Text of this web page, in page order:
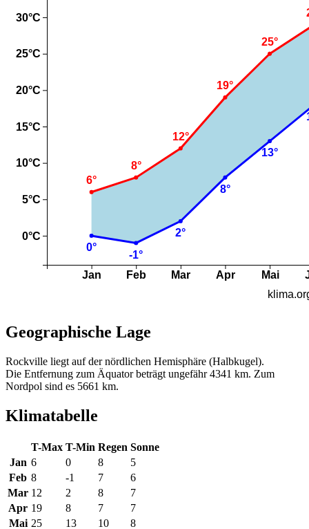
Geographische Lage
Rockville liegt auf der nördlichen Hemisphäre (Halbkugel).
Die Entfernung zum Äquator beträgt ungefähr 4341 km. Zum
Nordpol sind es 5661 km.
Klimatabelle
T-Max T-Min Regen Sonne
Jan 6 0 8
5
Feb 8 -1 7
6
Mar 12 2 8
7
Apr 19 8 7
7
Mai 25 13 10 8